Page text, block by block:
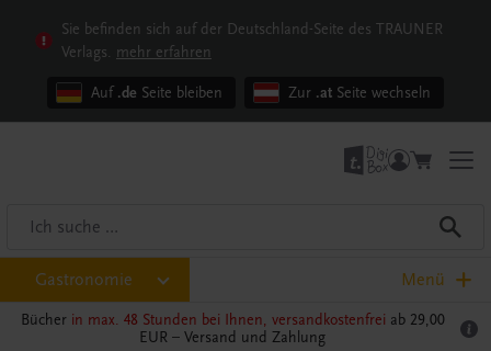
Sie befinden sich auf der Deutschland-Seite des TRAUNER
Verlags. mehr erfahren
Auf .de Seite bleiben Zur .at Seite wechseln
Gastronomie Menü
Bücher in max. 48 Stunden bei Ihnen, versandkostenfrei ab 29,00
EUR – Versand und Zahlung